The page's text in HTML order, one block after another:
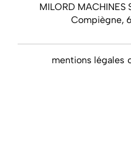
MILORD MACHINES
Compiègne,
mentions légales